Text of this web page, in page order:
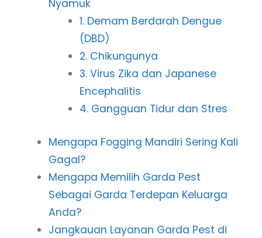
Nyamuk
1. Demam Berdarah Dengue
(DBD)
2. Chikungunya
3. Virus Zika dan Japanese
Encephalitis
4. Gangguan Tidur dan Stres
Mengapa Fogging Mandiri Sering Kali
Gagal?
Mengapa Memilih Garda Pest
Sebagai Garda Terdepan Keluarga
Anda?
Jangkauan Layanan Garda Pest di